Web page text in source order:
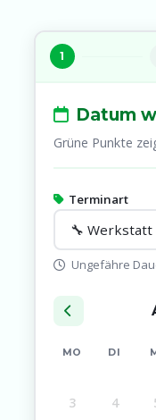
1
Datum
Grüne Punkte
Terminart
Ungefähre
MO DI
3
4